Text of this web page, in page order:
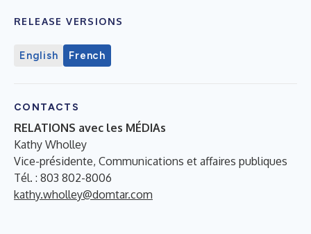
RELEASE VERSIONS
English French
CONTACTS
RELATIONS avec les MÉDIAs
Kathy Wholley
Vice-présidente, Communications et affaires publiques
Tél. : 803 802-8006
kathy.wholley@domtar.com